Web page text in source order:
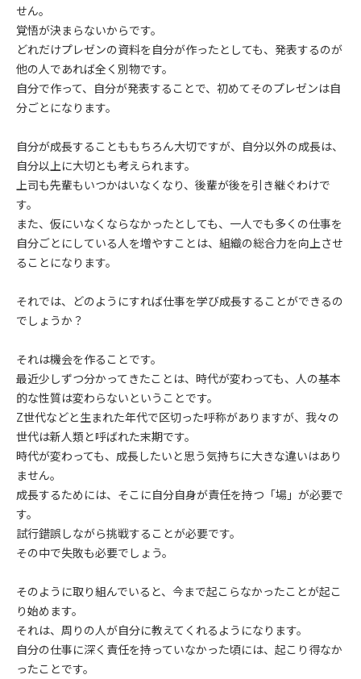
せん。
覚悟が決まらないからです。
どれだけプレゼンの資料を自分が作ったとしても、発表するのが
他の人であれば全く別物です。
自分で作って、自分が発表することで、初めてそのプレゼンは自
分ごとになります。
自分が成長することももちろん大切ですが、自分以外の成長は、
自分以上に大切とも考えられます。
上司も先輩もいつかはいなくなり、後輩が後を引き継ぐわけで
す。
また、仮にいなくならなかったとしても、一人でも多くの仕事を
自分ごとにしている人を増やすことは、組織の総合力を向上させ
ることになります。
それでは、どのようにすれば仕事を学び成長することができるの
でしょうか？
それは機会を作ることです。
最近少しずつ分かってきたことは、時代が変わっても、人の基本
的な性質は変わらないということです。
Z世代などと生まれた年代で区切った呼称がありますが、我々の
世代は新人類と呼ばれた末期です。
時代が変わっても、成長したいと思う気持ちに大きな違いはあり
ません。
成長するためには、そこに自分自身が責任を持つ「場」が必要で
す。
試行錯誤しながら挑戦することが必要です。
その中で失敗も必要でしょう。
そのように取り組んでいると、今まで起こらなかったことが起こ
り始めます。
それは、周りの人が自分に教えてくれるようになります。
自分の仕事に深く責任を持っていなかった頃には、起こり得なか
ったことです。